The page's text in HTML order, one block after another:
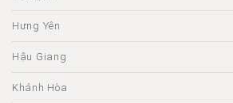
Hưng Yên
Hậu Giang
Khánh Hòa